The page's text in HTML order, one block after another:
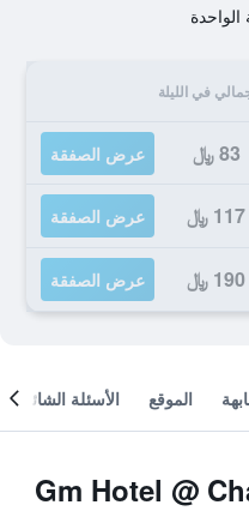
في الليلة
83 ﷼ عرض الصفقة
117 ﷼ عرض الصفقة
190 ﷼ عرض الصفقة
الموقع الأسئلة الشائعة